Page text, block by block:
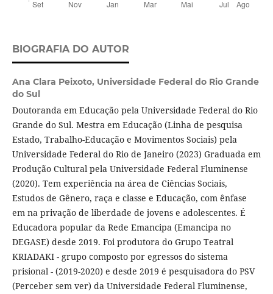
BIOGRAFIA DO AUTOR
Ana Clara Peixoto, Universidade Federal do Rio Grande
do Sul
Doutoranda em Educação pela Universidade Federal do Rio
Grande do Sul. Mestra em Educação (Linha de pesquisa
Estado, Trabalho-Educação e Movimentos Sociais) pela
Universidade Federal do Rio de Janeiro (2023) Graduada em
Produção Cultural pela Universidade Federal Fluminense
(2020). Tem experiência na área de Ciências Sociais,
Estudos de Gênero, raça e classe e Educação, com ênfase
em na privação de liberdade de jovens e adolescentes. É
Educadora popular da Rede Emancipa (Emancipa no
DEGASE) desde 2019. Foi produtora do Grupo Teatral
KRIADAKI - grupo composto por egressos do sistema
prisional - (2019-2020) e desde 2019 é pesquisadora do PSV
(Perceber sem ver) da Universidade Federal Fluminense,